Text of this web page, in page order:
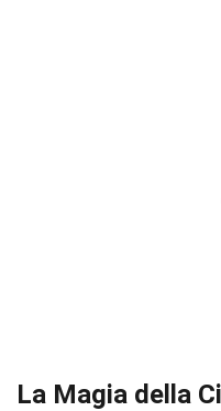
La Magia della